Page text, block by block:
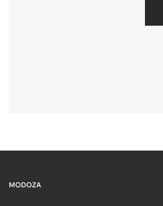
MODOZA